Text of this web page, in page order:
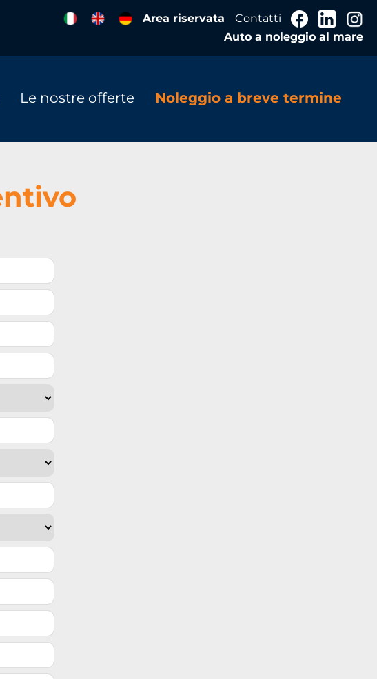
Area riservata
Contatti
Auto a noleggio al mare
Le nostre offerte Noleggio a breve termine